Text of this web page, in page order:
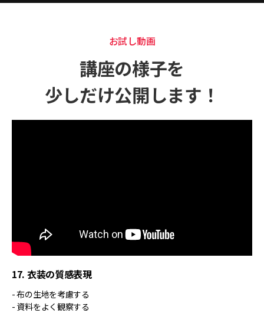
お試し動画
講座の様子を
少しだけ公開します！
17. 衣装の質感表現
- 布の生地を考慮する
- 資料をよく観察する